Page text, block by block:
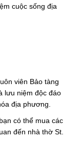
cuộc sống địa
viên Bảo tàng
lưu niệm độc đáo
địa phương.
có thể mua các
đến nhà thờ St.